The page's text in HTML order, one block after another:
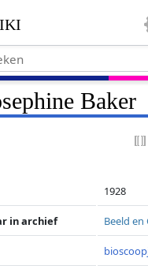
Baker
1928
in archief Beeld en